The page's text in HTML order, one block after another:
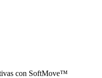
con SoftMove™